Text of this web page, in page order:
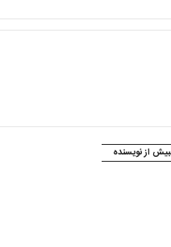
بیش از نویسنده